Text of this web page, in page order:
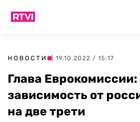
НОВОСТИ | 19.10.2022 / 15:17
Глава
зависимость от
на две трети